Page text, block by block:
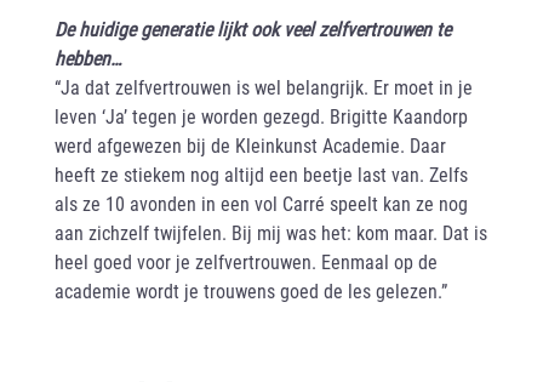
De huidige generatie lijkt ook veel zelfvertrouwen te
hebben…
“Ja dat zelfvertrouwen is wel belangrijk. Er moet in je
leven ‘Ja’ tegen je worden gezegd. Brigitte Kaandorp
werd afgewezen bij de Kleinkunst Academie. Daar
heeft ze stiekem nog altijd een beetje last van. Zelfs
als ze 10 avonden in een vol Carré speelt kan ze nog
aan zichzelf twijfelen. Bij mij was het: kom maar. Dat is
heel goed voor je zelfvertrouwen. Eenmaal op de
academie wordt je trouwens goed de les gelezen.”